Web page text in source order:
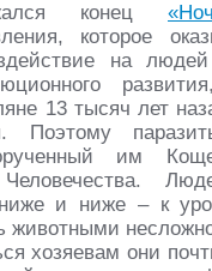
конец
которое
на
13 тысяч лет
Поэтому
им
и ниже – к
животными
хозяевам они